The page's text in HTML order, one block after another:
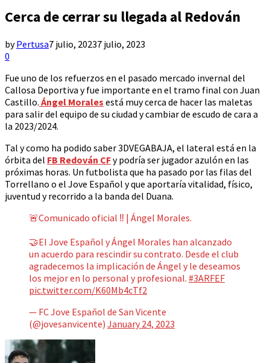
Cerca de cerrar su llegada al Redován
byPertusa7 julio, 20237 julio, 2023
0
Fue uno de los refuerzos en el pasado mercado invernal del
Callosa Deportiva y fue importante en el tramo final con Juan
Castillo. Ángel Morales está muy cerca de hacer las maletas
para salir del equipo de su ciudad y cambiar de escudo de cara a
la 2023/2024.
Tal y como ha podido saber 3DVEGABAJA, el lateral está en la
órbita del FB Redován CFy podría ser jugador azulón en las
próximas horas. Un futbolista que ha pasado por las filas del
Torrellano o el Jove Español y que aportaría vitalidad, físico,
juventud y recorrido a la banda del Duana.
🚨Comunicado oficial ‼️ | Ángel Morales.
🤝El Jove Español y Ángel Morales han alcanzado
un acuerdo para rescindir su contrato. Desde el club
agradecemos la implicación de Ángel y le deseamos
los mejor en lo personal y profesional. #3ARFEF
pic.twitter.com/K60Mb4cTf2
— FC Jove Español de San Vicente
(@jovesanvicente) January 24, 2023